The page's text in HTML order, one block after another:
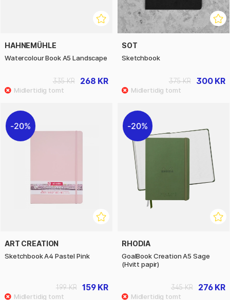
HAHNEMÜHLE
Watercolour Book A5 Landscape
268 KR
335 KR
SOT
Sketchbook
300 KR
375 KR
20%
ART CREATION
Sketchbook A4 Pastel Pink
159 KR
199 KR
20%
RHODIA
GoalBook Creation A5 Sage
(Hvitt papir)
276 KR
345 KR